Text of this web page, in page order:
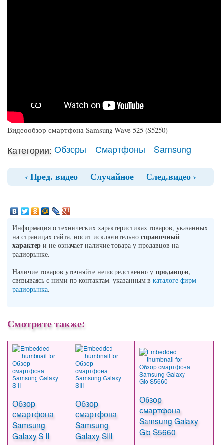
Видеообзор смартфона Samsung Wave 525 (S5250)
Категории: Обзоры Смартфоны Samsung
‹ Пред. видео Случайное След.видео ›
Информация о технических характеристиках товаров, указанных
на страницах сайта, носит исключительно справочный
характер и не означает наличие товара у продавцов на
радиорынке.
Наличие товаров уточняйте непосредственно у продавцов,
связываясь с ними по контактам, указанным в каталоге фирм
радиорынка.
Смотрите также:
Обзор
смартфона
Samsung
Galaxy S II
Обзор
смартфона
Samsung
Galaxy SIII
Обзор
смартфона
Samsung Galaxy
Gio S5660